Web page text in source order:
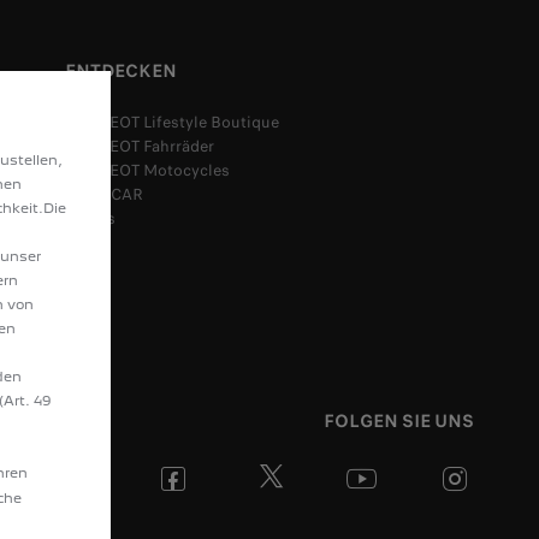
ENTDECKEN
PEUGEOT Lifestyle Boutique
PEUGEOT Fahrräder
PEUGEOT Motocycles
SPOTICAR
Leasys
FOLGEN SIE UNS
von
49